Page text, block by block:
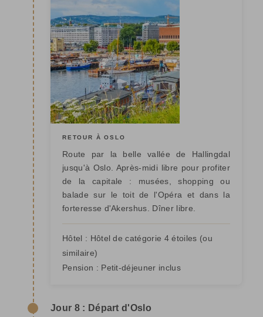
RETOUR À OSLO
Route par la belle vallée de Hallingdal
jusqu'à Oslo. Après-midi libre pour profiter
de la capitale : musées, shopping ou
balade sur le toit de l'Opéra et dans la
forteresse d'Akershus. Dîner libre.
Hôtel : Hôtel de catégorie 4 étoiles (ou
similaire)
Pension : Petit-déjeuner inclus
Jour 8 : Départ d'Oslo